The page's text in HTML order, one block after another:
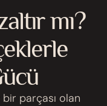
mı?
bir parçası olan